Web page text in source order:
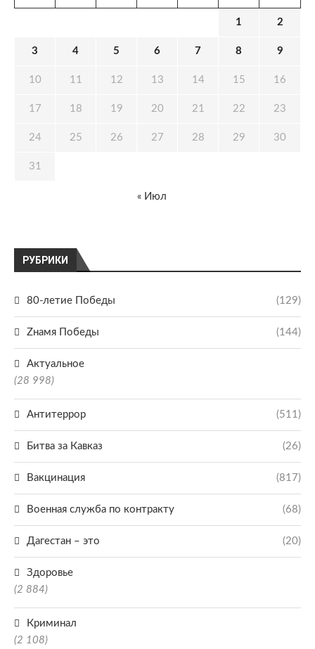
РУБРИКИ
80-летие Победы (129)
Zнамя Победы (144)
Актуальное
(28 998)
Антитеррор (511)
Битва за Кавказ (26)
Вакцинация (817)
Военная служба по контракту (68)
Дагестан – это (20)
Здоровье
(2 884)
Криминал
(2 108)
1 2
3 4 5 6 7 8 9
10 11 12 13 14 15 16
17 18 19 20 21 22 23
24 25 26 27 28 29 30
31
« Июл